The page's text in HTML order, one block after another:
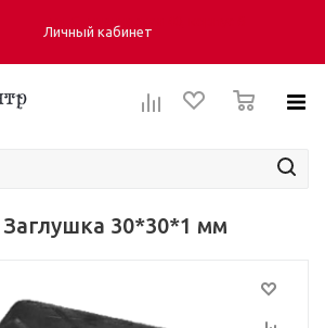
Личный кабинет
Заглушка 30*30*1 мм